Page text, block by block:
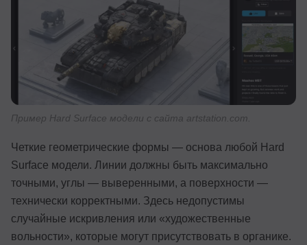
Пример Hard Surface модели с сайта artstation.com.
Четкие геометрические формы — основа любой Hard
Surface модели. Линии должны быть максимально
точными, углы — выверенными, а поверхности —
технически корректными. Здесь недопустимы
случайные искривления или «художественные
вольности», которые могут присутствовать в органике.